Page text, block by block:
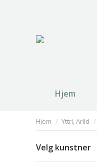
Hjem
You are here:
Hjem Yttri, Arild
Velg kunstner